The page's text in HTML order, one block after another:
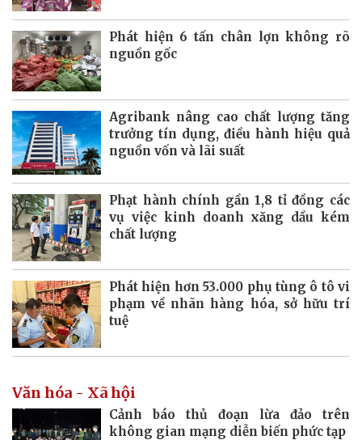
Phát hiện 6 tấn chân lợn không rõ
nguồn gốc
Agribank nâng cao chất lượng tăng
trưởng tín dụng, điều hành hiệu quả
nguồn vốn và lãi suất
Phạt hành chính gần 1,8 tỉ đồng các
vụ việc kinh doanh xăng dầu kém
chất lượng
Phát hiện hơn 53.000 phụ tùng ô tô vi
phạm về nhãn hàng hóa, sở hữu trí
tuệ
Văn hóa - Xã hội
Cảnh báo thủ đoạn lừa đảo trên
không gian mạng diễn biến phức tạp